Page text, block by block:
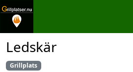
Ledskär
Grillplats